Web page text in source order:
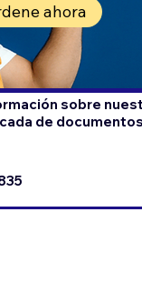
ahora
sobre
de